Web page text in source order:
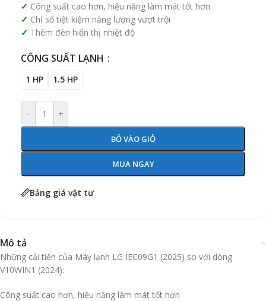
Công suất cao hơn, hiệu năng làm mát tốt hơn
Chỉ số tiệt kiệm năng lượng vượt trội
Thêm đèn hiển thị nhiệt độ
CÔNG SUẤT LẠNH
1 HP 1.5 HP
- +
BỎ VÀO GIỎ
MUA NGAY
Bảng giá vật tư
Mô tả
Những cải tiến của Máy lạnh LG IEC09G1 (2025) so với dòng
V10WIN1 (2024):
Công suất cao hơn, hiệu năng làm mát tốt hơn